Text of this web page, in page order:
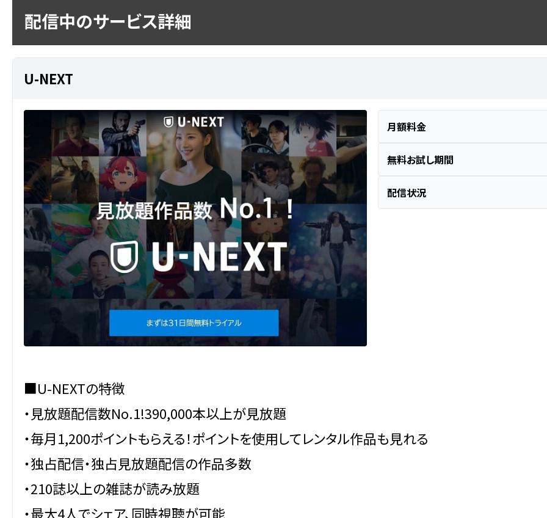
配信中のサービス詳細
U-NEXT
月額料金
無料お試し期間
配信状況
■U-NEXTの特徴
・見放題配信数No.1!390,000本以上が見放題
・毎月1,200ポイントもらえる！ポイントを使用してレンタル作品も見れる
・独占配信・独占見放題配信の作品多数
・210誌以上の雑誌が読み放題
・最大4人でシェア、同時視聴が可能